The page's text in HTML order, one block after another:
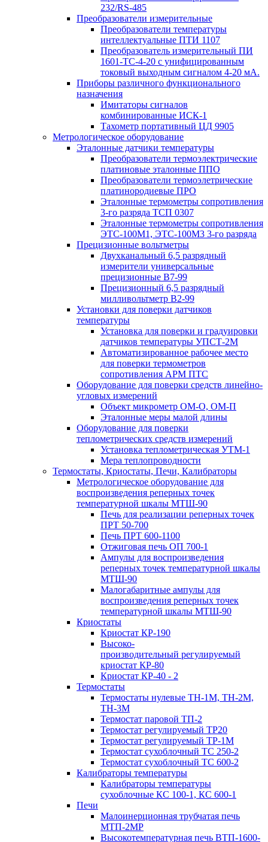
232/RS-485
Преобразователи измерительные
Преобразователи температуры
интеллектуальные ПТИ 1107
Преобразователь измерительный ПИ
1601-ТС-4-20 с унифицированным
токовый выходным сигналом 4-20 мА.
Приборы различного функционального
назначения
Имитаторы сигналов
комбинированные ИСК-1
Тахометр портативный ЦД 9905
Метрологическое оборудование
Эталонные датчики температуры
Преобразователи термоэлектрические
платиновые эталонные ППО
Преобразователи термоэлетрические
платинородиевые ПРО
Эталонные термометры сопротивления
3-го разряда ТСП 0307
Эталонные термометры сопротивления
ЭТС-100М1, ЭТС-100М3 3-го разряда
Прецизионные вольтметры
Двухканальный 6,5 разрядный
измерители универсальные
прецизионные В7-99
Прецизионный 6,5 разрядный
милливольтметр В2-99
Установки для поверки датчиков
температуры
Установка для поверки и градуировки
датчиков температуры УПСТ-2М
Автоматизированное рабочее место
для поверки термометров
сопротивления АРМ ПТС
Оборудование для поверки средств линейно-
угловых измерений
Объект микрометр ОМ-О, ОМ-П
Эталонные меры малой длины
Оборудование для поверки
теплометрических средств измерений
Установка теплометрическая УТМ-1
Мера теплопроводности
Термостаты, Криостаты, Печи, Калибраторы
Метрологическое оборудование для
воспроизведения реперных точек
температурной шкалы МТШ-90
Печь для реализации реперных точек
ПРТ 50-700
Печь ПРТ 600-1100
Отжиговая печь ОП 700-1
Ампулы для воспроизведения
реперных точек температурной шкалы
МТШ-90
Малогабаритные ампулы для
воспроизведения реперных точек
температурной шкалы МТШ-90
Криостаты
Криостат КР-190
Высоко-
производительный регулируемый
криостат КР-80
Криостат КР-40 - 2
Термостаты
Термостаты нулевые ТН-1М, ТН-2М,
ТН-3М
Термостат паровой ТП-2
Термостат регулируемый ТР20
Термостат регулируемый ТР-1М
Термостат сухоблочный ТС 250-2
Термостат сухоблочный ТС 600-2
Калибраторы температуры
Калибраторы температуры
сухоблочные КС 100-1, КС 600-1
Печи
Малоинерционная трубчатая печь
МТП-2МР
Высокотемпературная печь ВТП-1600-